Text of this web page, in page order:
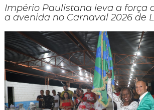
Império Paulistana leva a força
a avenida no Carnaval 2026 de